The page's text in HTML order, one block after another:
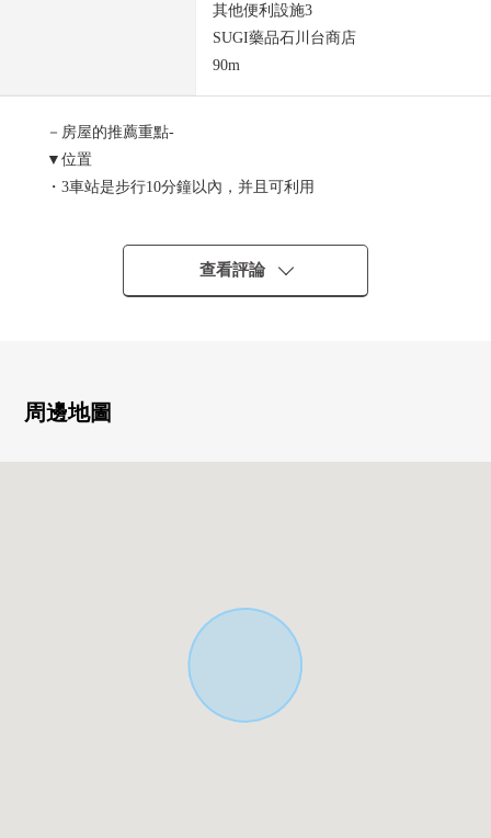
其他便利設施3
SUGI藥品石川台商店
90m
－房屋的推薦重點-
▼位置
・3車站是步行10分鐘以內，并且可利用
東急池上線"雪谷大冢"車站步行9分鐘
東急池上線"洗足池"車站步行10分鐘
・鐵骨造4階建
・Peacock store石川台商店步行2分鐘(約130m)
・Mybasket石川台站南店步行5分鐘(約350m)
查看評論
周邊地圖